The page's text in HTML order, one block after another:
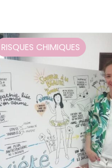
RISQUES CHIMIQUES